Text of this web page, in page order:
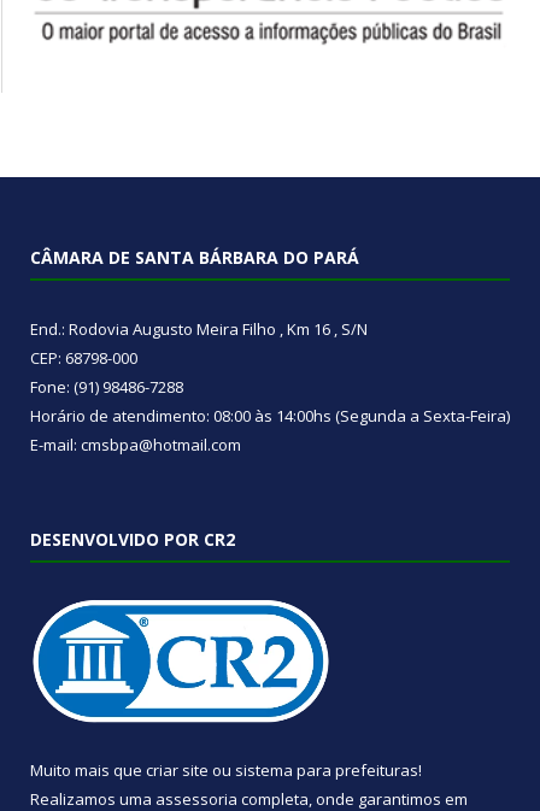
CÂMARA DE SANTA BÁRBARA DO PARÁ
End.: Rodovia Augusto Meira Filho , Km 16 , S/N
CEP: 68798-000
Fone: (91) 98486-7288
Horário de atendimento: 08:00 às 14:00hs (Segunda a Sexta-Feira)
E-mail: cmsbpa@hotmail.com
DESENVOLVIDO POR CR2
Muito mais que criar site ou sistema para prefeituras!
Realizamos uma assessoria completa, onde garantimos em